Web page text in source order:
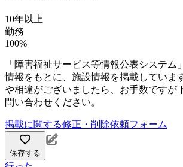
10年以上
勤務
100%
「障害福祉サービス等情報公表システム
情報をもとに、施設情報を掲載していま
や相違がございましたら、お手数ですが
問い合わせください。
掲載に関する修正・削除依頼フォーム
保存する